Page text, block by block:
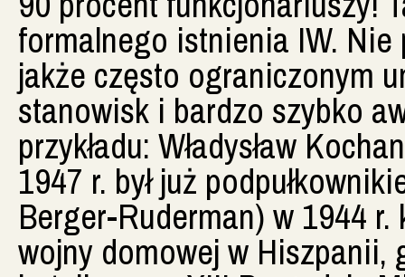
formalnego istnienia IW. Nie
jakże często ograniczonym
stanowisk i bardzo szybko
przykładu: Władysław
1947 r. był już
Berger-Ruderman) w 1944
wojny domowej w Hiszpanii,